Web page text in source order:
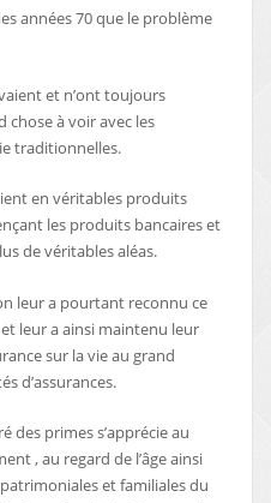
années 70 que le problème
et n’ont toujours
chose à voir avec les
traditionnelles.
en véritables produits
les produits bancaires et
de véritables aléas.
leur a pourtant reconnu ce
leur a ainsi maintenu leur
sur la vie au grand
d’assurances.
des primes s’apprécie au
, au regard de l’âge ainsi
et familiales du